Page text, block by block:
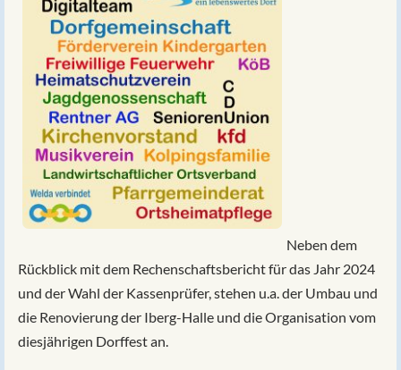
Neben dem
Rückblick mit dem Rechenschaftsbericht für das Jahr 2024
und der Wahl der Kassenprüfer, stehen u.a. der Umbau und
die Renovierung der Iberg-Halle und die Organisation vom
diesjährigen Dorffest an.